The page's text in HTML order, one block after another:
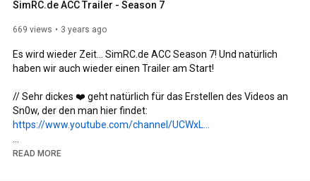
SimRC.de ACC Trailer - Season 7
669 views 3 years ago
Es wird wieder Zeit... SimRC.de ACC Season 7! Und natürlich
haben wir auch wieder einen Trailer am Start!
// Sehr dickes ❤️ geht natürlich für das Erstellen des Videos an
https://www.youtube.com/channel/UCWxL...
READ MORE